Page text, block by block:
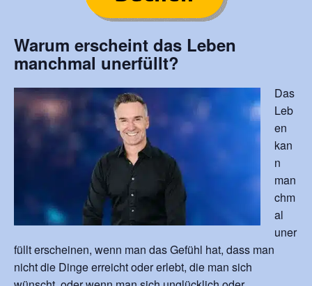
Warum erscheint das Leben
manchmal unerfüllt?
Das
Leb
en
kan
n
man
chm
al
uner
füllt erscheinen, wenn man das Gefühl hat, dass man
nicht die Dinge erreicht oder erlebt, die man sich